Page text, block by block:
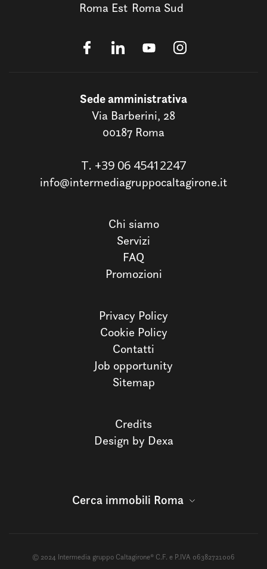
Roma Est Roma Sud
Sede amministrativa
Via Barberini, 28
00187 Roma
T. +39 06 45412247
info@intermediagruppocaltagirone.it
Chi siamo
Servizi
FAQ
Promozioni
Privacy Policy
Cookie Policy
Contatti
Job opportunity
Sitemap
Credits
Design by Dexa
Cerca immobili Roma
© 2024 Intermedia gruppo Caltagirone® C.F. e P.IVA 06382721006